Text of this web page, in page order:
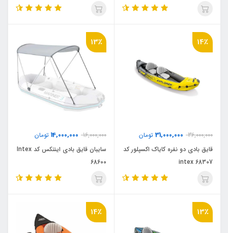
14٪
36,000,000
31,000,000 تومان
قایق بادی دو نفره کایاک اکسپلور کد
intex 68307
13٪
16,000,000
14,000,000 تومان
سایبان قایق بادی اینتکس کد Intex
68600
13٪ 14٪